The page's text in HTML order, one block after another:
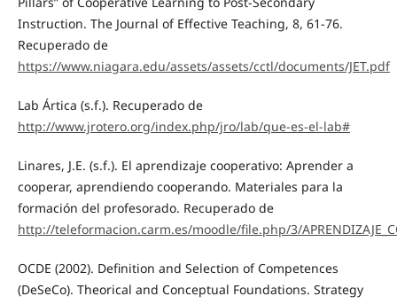
Instruction. The Journal of Effective Teaching, 8, 61-76.
Recuperado de
https://www.niagara.edu/assets/assets/cctl/documents/JET.pdf
Lab Ártica (s.f.). Recuperado de
http://www.jrotero.org/index.php/jro/lab/que-es-el-lab#
Linares, J.E. (s.f.). El aprendizaje cooperativo: Aprender a
cooperar, aprendiendo cooperando. Materiales para la
formación del profesorado. Recuperado de
http://teleformacion.carm.es/moodle/file.php/3/
OCDE (2002). Definition and Selection of Competences
(DeSeCo). Theorical and Conceptual Foundations. Strategy